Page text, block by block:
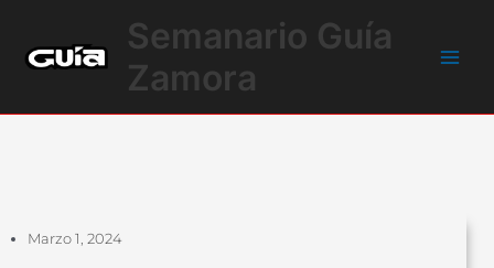
contenido
Semanario Guía
Zamora
Marzo 1, 2024